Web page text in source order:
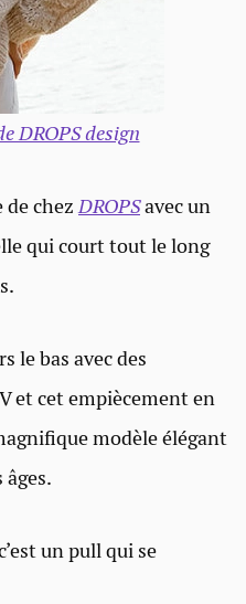
DROPS design
de chezDROPSavec un
qui court tout le long
le bas avec des
et cet empiècement en
modèle élégant
un pull qui se